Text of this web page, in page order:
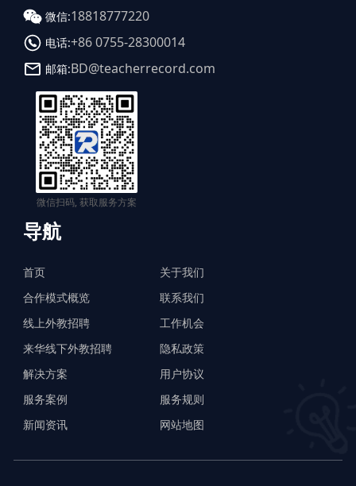
微信:18818777220
电话:+86 0755-28300014
邮箱:BD@teacherrecord.com
微信扫码, 获取服务方案
导航
首页
合作模式概览
线上外教招聘
来华线下外教招聘
解决方案
服务案例
新闻资讯
关于我们
联系我们
工作机会
隐私政策
用户协议
服务规则
网站地图